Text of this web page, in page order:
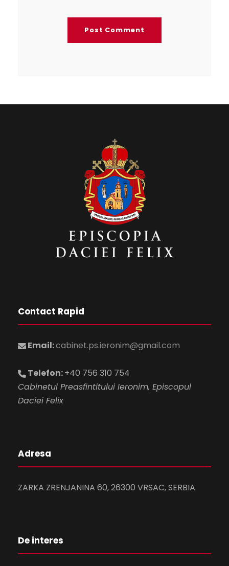
Contact Rapid
Email:cabinet.ps.ieronim@gmail.com
Telefon:+40 756 310 754
Cabinetul Preasfintitului Ieronim, Episcopul
Daciei Felix
Adresa
ZARKA ZRENJANINA 60, 26300 VRSAC, SERBIA
De interes